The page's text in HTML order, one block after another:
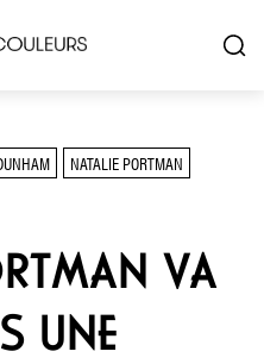
NATALIE PORTMAN
VA
UNE